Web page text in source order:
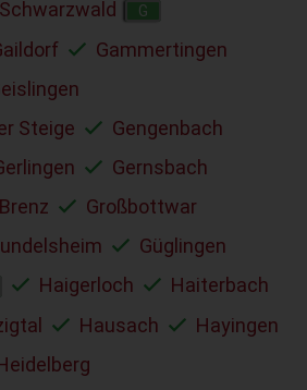
G
Gammertingen
Steige
Gengenbach
Gernsbach
Großbottwar
Güglingen
Haigerloch
Haiterbach
Hausach
Hayingen